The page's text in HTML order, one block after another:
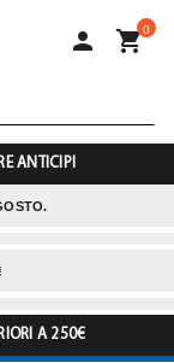
 0
ANTICIPI
A 250€